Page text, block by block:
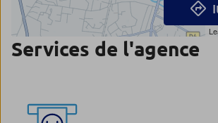
Services de l'agence